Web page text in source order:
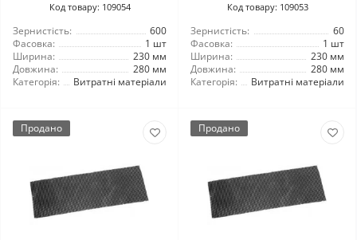
Код товару: 109054
Зернистість:
600
Фасовка:
1 шт
Ширина:
230 мм
Довжина:
280 мм
Категорія:
Витратні матеріали
Код товару: 109053
Зернистість:
60
Фасовка:
1 шт
Ширина:
230 мм
Довжина:
280 мм
Категорія:
Витратні матеріали
Продано Продано